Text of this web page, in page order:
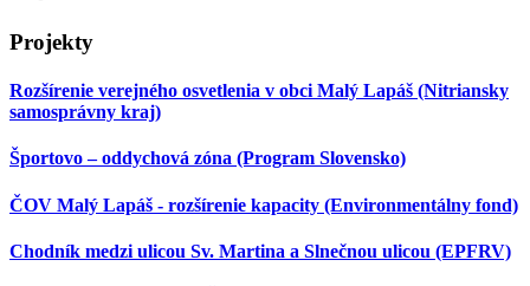
Projekty
Rozšírenie verejného osvetlenia v obci Malý Lapáš (Nitriansky
samosprávny kraj)
Športovo – oddychová zóna (Program Slovensko)
ČOV Malý Lapáš - rozšírenie kapacity (Environmentálny fond)
Chodník medzi ulicou Sv. Martina a Slnečnou ulicou (EPFRV)